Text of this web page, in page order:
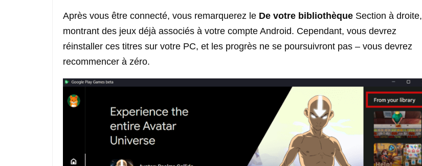
Après vous être connecté, vous remarquerez le De votre bibliothèque Section à droite,
montrant des jeux déjà associés à votre compte Android. Cependant, vous devrez
réinstaller ces titres sur votre PC, et les progrès ne se poursuivront pas – vous devrez
recommencer à zéro.